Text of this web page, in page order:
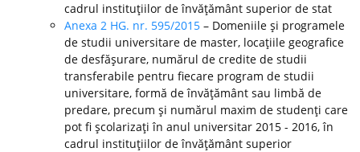
cadrul instituţiilor de învăţământ superior de stat
Anexa 2 HG. nr. 595/2015 – Domeniile şi programele
de studii universitare de master, locaţiile geografice
de desfăşurare, numărul de credite de studii
transferabile pentru fiecare program de studii
universitare, formă de învăţământ sau limbă de
predare, precum şi numărul maxim de studenţi care
pot fi şcolarizaţi în anul universitar 2015 - 2016, în
cadrul instituţiilor de învăţământ superior